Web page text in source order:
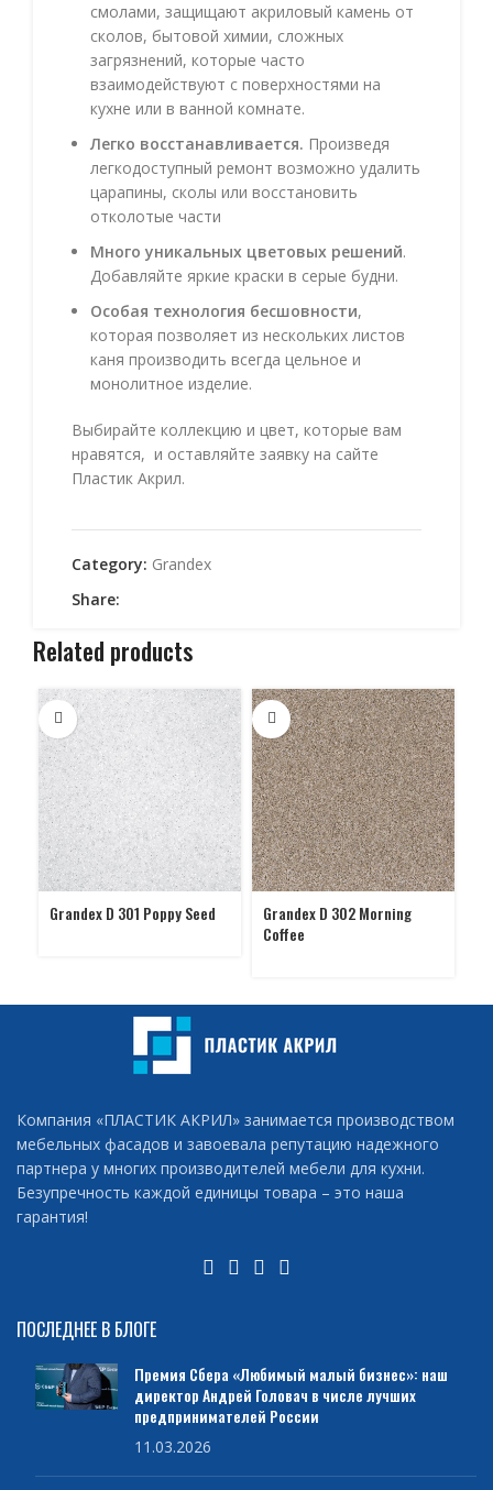
смолами, защищают акриловый камень от
сколов, бытовой химии, сложных
загрязнений, которые часто
взаимодействуют с поверхностями на
кухне или в ванной комнате.
Легко восстанавливается. Произведя
легкодоступный ремонт возможно удалить
царапины, сколы или восстановить
отколотые части
Много уникальных цветовых решений.
Добавляйте яркие краски в серые будни.
Особая технология бесшовности,
которая позволяет из нескольких листов
каня производить всегда цельное и
монолитное изделие.
Выбирайте коллекцию и цвет, которые вам
нравятся, и оставляйте заявку на сайте
Пластик Акрил.
Category: Grandex
Share:
Related products
Grandex D 301 Poppy Seed
Grandex D 302 Morning
Coffee
Компания «ПЛАСТИК АКРИЛ» занимается производством
мебельных фасадов и завоевала репутацию надежного
партнера у многих производителей мебели для кухни.
Безупречность каждой единицы товара – это наша
гарантия!
ПОСЛЕДНЕЕ В БЛОГЕ
Премия Сбера «Любимый малый бизнес»: наш
директор Андрей Головач в числе лучших
предпринимателей России
11.03.2026